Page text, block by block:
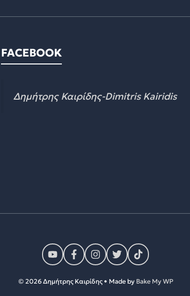
FACEBOOK
Δημήτρης Καιρίδης-Dimitris Kairidis
© 2026 Δημήτρης Καιρίδης • Made by Bake My WP